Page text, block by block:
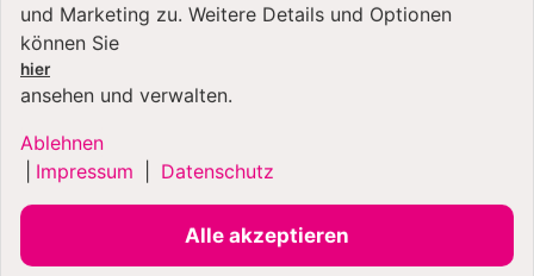
3 Rezept-Programme und
Selbstreinigung
hinaus bietet dir der KitchenAid Artisan K400
Standmixer drei verschiedene Rezeptprogramme. Diese
drei Programme sind im Geschwindigkeitsverlauf
und Marketing zu. Weitere Details und Optionen
können Sie
hier
ansehen und verwalten.
Ablehnen
Impressum Datenschutz
Alle akzeptieren